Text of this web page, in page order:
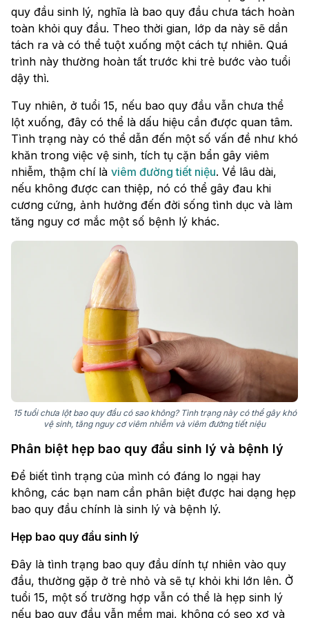
quy đầu sinh lý, nghĩa là bao quy đầu chưa tách hoàn
toàn khỏi quy đầu. Theo thời gian, lớp da này sẽ dần
tách ra và có thể tuột xuống một cách tự nhiên. Quá
trình này thường hoàn tất trước khi trẻ bước vào tuổi
dậy thì.
Tuy nhiên, ở tuổi 15, nếu bao quy đầu vẫn chưa thể
lột xuống, đây có thể là dấu hiệu cần được quan tâm.
Tình trạng này có thể dẫn đến một số vấn đề như khó
khăn trong việc vệ sinh, tích tụ cặn bẩn gây viêm
nhiễm, thậm chí là viêm đường tiết niệu. Về lâu dài,
nếu không được can thiệp, nó có thể gây đau khi
cương cứng, ảnh hưởng đến đời sống tình dục và làm
tăng nguy cơ mắc một số bệnh lý khác.
15 tuổi chưa lột bao quy đầu có sao không? Tình trạng này có thể gây khó
vệ sinh, tăng nguy cơ viêm nhiễm và viêm đường tiết niệu
Phân biệt hẹp bao quy đầu sinh lý và bệnh lý
Để biết tình trạng của mình có đáng lo ngại hay
không, các bạn nam cần phân biệt được hai dạng hẹp
bao quy đầu chính là sinh lý và bệnh lý.
Hẹp bao quy đầu sinh lý
Đây là tình trạng bao quy đầu dính tự nhiên vào quy
đầu, thường gặp ở trẻ nhỏ và sẽ tự khỏi khi lớn lên. Ở
tuổi 15, một số trường hợp vẫn có thể là hẹp sinh lý
nếu bao quy đầu vẫn mềm mại, không có sẹo xơ và